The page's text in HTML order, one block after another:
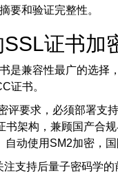
要和验证完整性。
证书加
是兼容性最广的选择
证书。
评要求，必须部署支
书架构，兼顾国产合
动使用SM2加密，
支持后量子密码学的